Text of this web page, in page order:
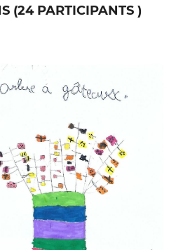
(24 PARTICIPANTS )